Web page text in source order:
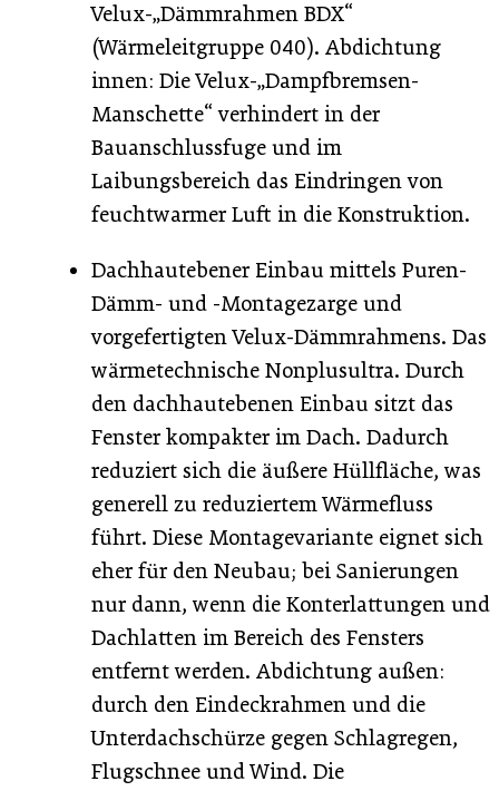
Velux-„Dämmrahmen BDX“
(Wärmeleitgruppe 040). Abdichtung
innen: Die Velux-„Dampfbremsen-
Manschette“ verhindert in der
Bauanschlussfuge und im
Laibungsbereich das Eindringen von
feuchtwarmer Luft in die Konstruktion.
Dachhautebener Einbau mittels Puren-
Dämm- und -Montagezarge und
vorgefertigten Velux-Dämmrahmens. Das
wärmetechnische Nonplusultra. Durch
den dachhautebenen Einbau sitzt das
Fenster kompakter im Dach. Dadurch
reduziert sich die äußere Hüllfläche, was
generell zu reduziertem Wärmefluss
führt. Diese Montagevariante eignet sich
eher für den Neubau; bei Sanierungen
nur dann, wenn die Konterlattungen und
Dachlatten im Bereich des Fensters
entfernt werden. Abdichtung außen:
durch den Eindeckrahmen und die
Unterdachschürze gegen Schlagregen,
Flugschnee und Wind. Die